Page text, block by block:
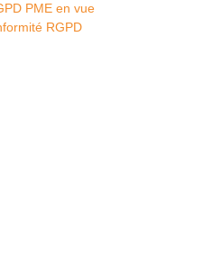
PME en vue
RGPD